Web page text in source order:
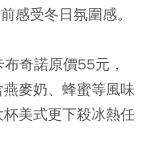
感受冬日氛圍感。
奇諾原價55元，
麥奶、蜂蜜等風味
美式更下殺冰熱任